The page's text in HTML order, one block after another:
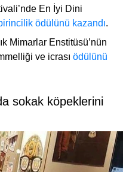
En İyi Dini
ödülünü kazandı.
Mimarlar Enstitüsü’nün
ve icrası ödülünü
sokak köpeklerini